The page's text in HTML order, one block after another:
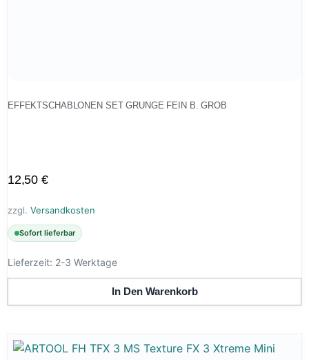
EFFEKTSCHABLONEN SET GRUNGE FEIN B. GROB
12,50 €
zzgl. Versandkosten
Sofort lieferbar
Lieferzeit: 2-3 Werktage
In Den Warenkorb